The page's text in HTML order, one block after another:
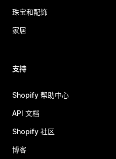
珠宝和配饰
家居
支持
Shopify 帮助中心
API 文档
Shopify 社区
博客